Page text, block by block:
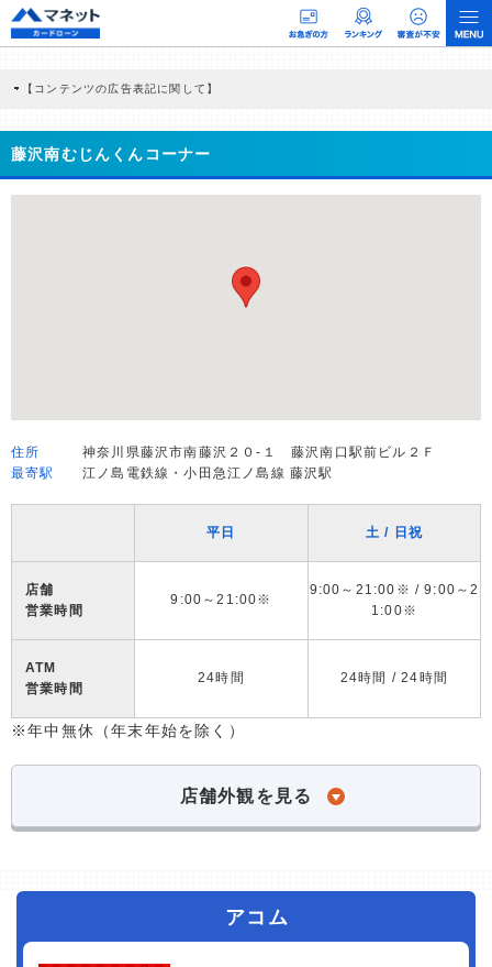
【コンテンツの広告表記に関して】
商品を根拠なくPRするものではなく、当編集部の調査／ユーザーへの口コミ収集な
どに基づき、公平性を担保した情報提供を行っています。
>提携企業一覧
藤沢南むじんくんコーナー
住所
神奈川県藤沢市南藤沢２０-１ 藤沢南口駅前ビル２Ｆ
最寄駅
江ノ島電鉄線・小田急江ノ島線 藤沢駅
平日 土 / 日祝
店舗
営業時間
9:00～21:00※
9:00～21:00※ / 9:00～2
1:00※
ATM
営業時間
24時間 24時間 / 24時間
※年中無休（年末年始を除く）
店舗外観を見る
アコム